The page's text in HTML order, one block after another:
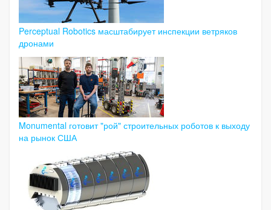
Perceptual Robotics масштабирует инспекции ветряков
дронами
Monumental готовит "рой" строительных роботов к выходу
на рынок США